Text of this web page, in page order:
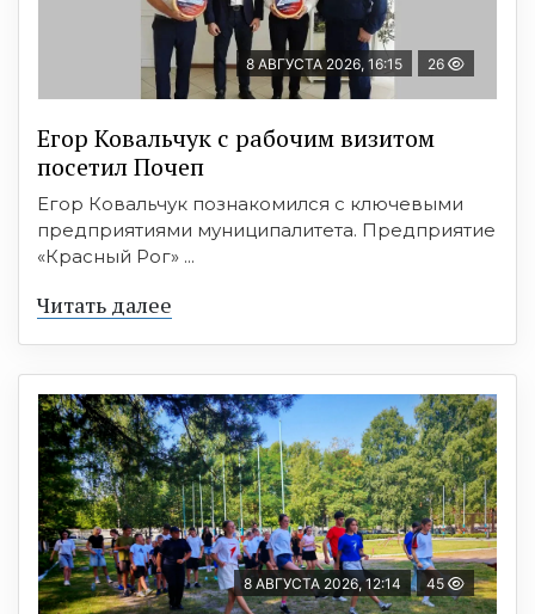
8 АВГУСТА 2026, 16:15 26
Егор Ковальчук с рабочим визитом
посетил Почеп
Егор Ковальчук познакомился с ключевыми
предприятиями муниципалитета. Предприятие
«Красный Рог» ...
Читать далее
8 АВГУСТА 2026, 12:14 45